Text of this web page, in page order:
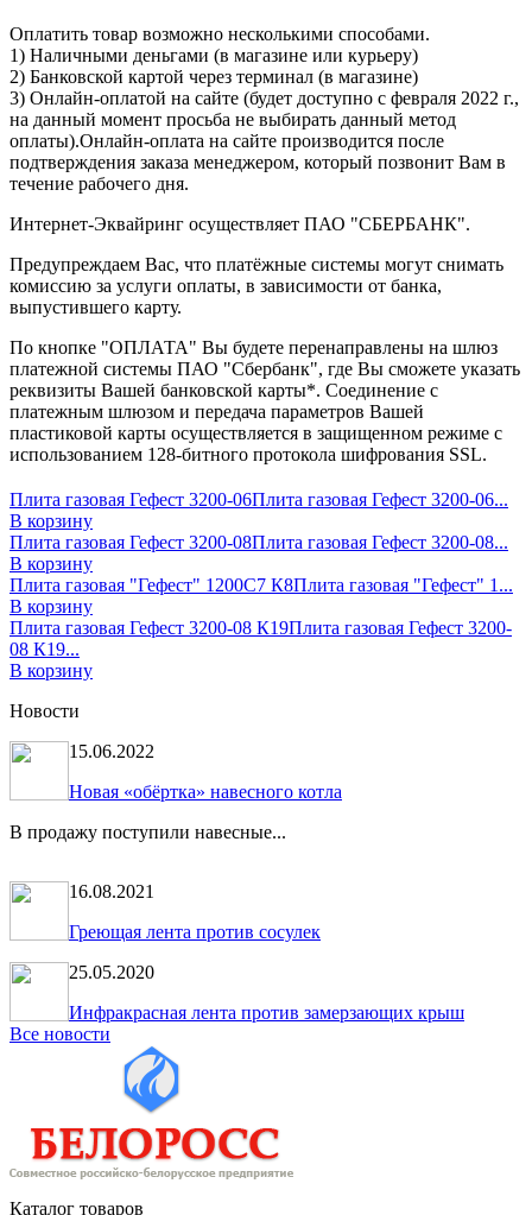
Оплатить товар возможно несколькими способами.
1) Наличными деньгами (в магазине или курьеру)
2) Банковской картой через терминал (в магазине)
3) Онлайн-оплатой на сайте (будет доступно с февраля 2022 г.,
на данный момент просьба не выбирать данный метод
оплаты).Онлайн-оплата на сайте производится после
подтверждения заказа менеджером, который позвонит Вам в
течение рабочего дня.
Интернет-Эквайринг осуществляет ПАО "СБЕРБАНК".
Предупреждаем Вас, что платёжные системы могут снимать
комиссию за услуги оплаты, в зависимости от банка,
выпустившего карту.
По кнопке "ОПЛАТА" Вы будете перенаправлены на шлюз
платежной системы ПАО "Сбербанк", где Вы сможете указать
реквизиты Вашей банковской карты*. Соединение с
платежным шлюзом и передача параметров Вашей
пластиковой карты осуществляется в защищенном режиме с
использованием 128-битного протокола шифрования SSL.
Плита газовая Гефест 3200-06Плита газовая Гефест 3200-06...
В корзину
Плита газовая Гефест 3200-08Плита газовая Гефест 3200-08...
В корзину
Плита газовая "Гефест" 1200С7 К8Плита газовая "Гефест" 1...
В корзину
Плита газовая Гефест 3200-08 К19Плита газовая Гефест 3200-
08 К19...
В корзину
Новости
15.06.2022
Новая «обёртка» навесного котла
В продажу поступили навесные...
16.08.2021
Греющая лента против сосулек
25.05.2020
Инфракрасная лента против замерзающих крыш
Все новости
Каталог товаров